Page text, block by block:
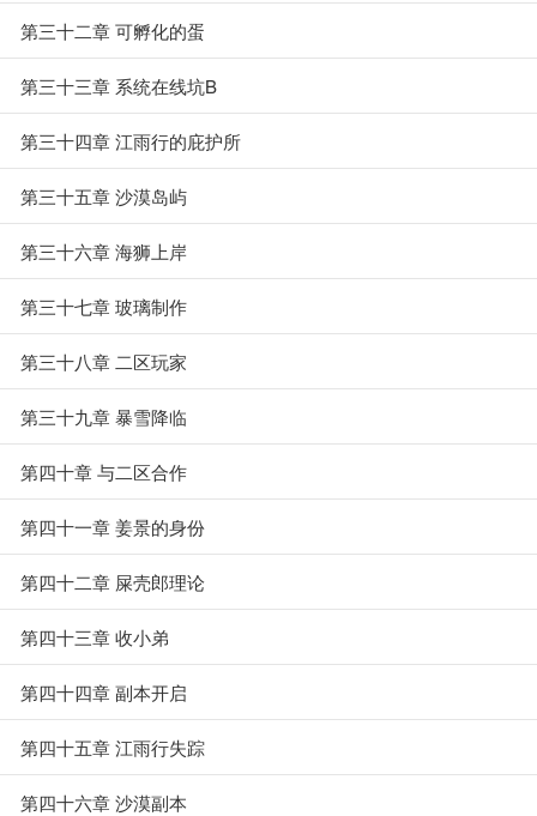
第三十二章 可孵化的蛋
第三十三章 系统在线坑B
第三十四章 江雨行的庇护所
第三十五章 沙漠岛屿
第三十六章 海狮上岸
第三十七章 玻璃制作
第三十八章 二区玩家
第三十九章 暴雪降临
第四十章 与二区合作
第四十一章 姜景的身份
第四十二章 屎壳郎理论
第四十三章 收小弟
第四十四章 副本开启
第四十五章 江雨行失踪
第四十六章 沙漠副本